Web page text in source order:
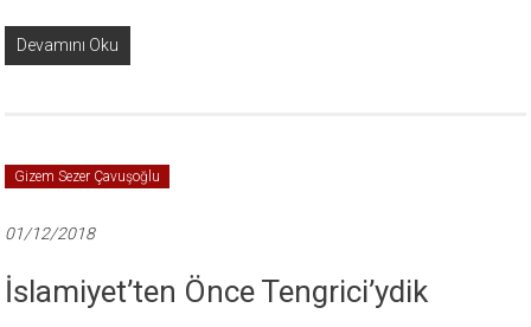
Devamını Oku
Gizem Sezer Çavuşoğlu
01/12/2018
İslamiyet’ten Önce Tengrici’ydik